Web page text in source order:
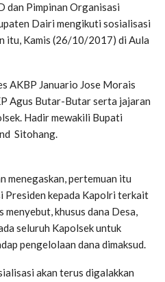
dan Pimpinan Organisasi
Dairi mengikuti sosialisasi
itu, Kamis (26/10/2017) di Aula
AKBP Januario Jose Morais
Agus Butar-Butar serta jajaran
Hadir mewakili Bupati
Sitohang.
menegaskan, pertemuan itu
Presiden kepada Kapolri terkait
khusus dana Desa,
seluruh Kapolsek untuk
pengelolaan dana dimaksud.
akan terus digalakkan